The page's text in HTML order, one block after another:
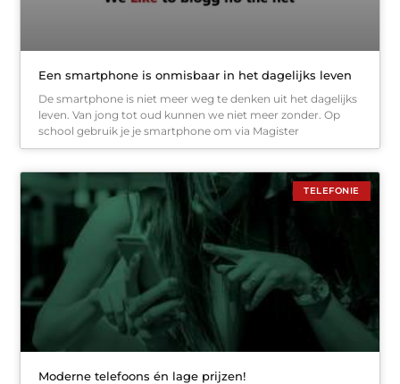
Een smartphone is onmisbaar in het dagelijks leven
De smartphone is niet meer weg te denken uit het dagelijks
leven. Van jong tot oud kunnen we niet meer zonder. Op
school gebruik je je smartphone om via Magister
TELEFONIE
Moderne telefoons én lage prijzen!